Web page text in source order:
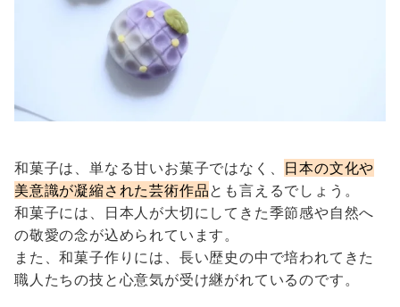
和菓子は、単なる甘いお菓子ではなく、 日本の文化や
美意識が凝縮された芸術作品とも言えるでしょう。
和菓子には、日本人が大切にしてきた季節感や自然へ
の敬愛の念が込められています。
また、和菓子作りには、長い歴史の中で培われてきた
職人たちの技と心意気が受け継がれているのです。